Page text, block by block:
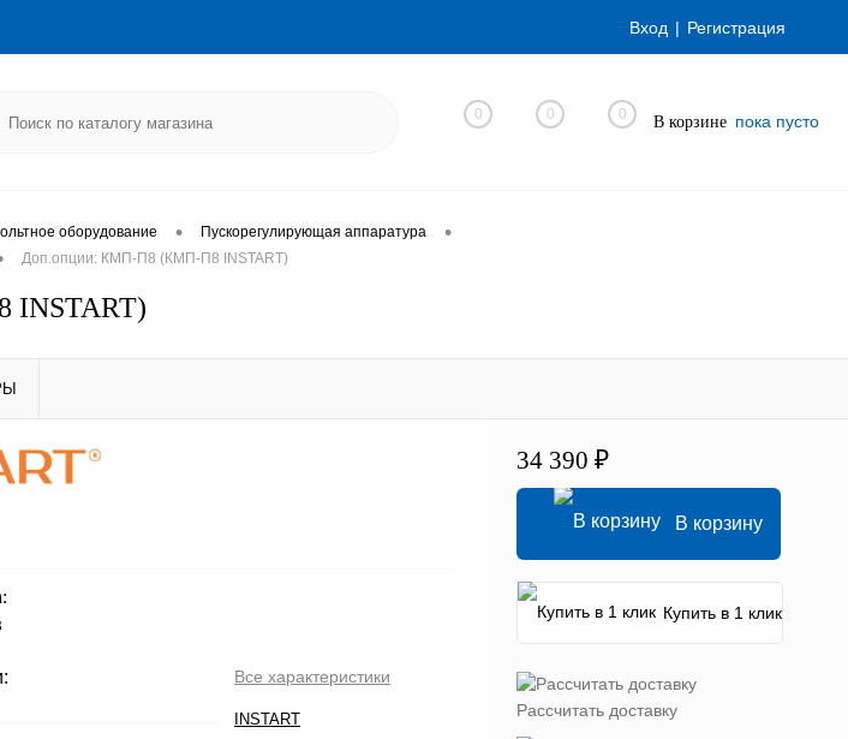
Вход Регистрация
0 0 0 В корзине пока пусто
оборудование • Пускорегулирующая аппаратура •
Доп.опции: КМП-П8 (КМП-П8 INSTART)
Все характеристики
INSTART
34 390 ₽
В корзину
Купить в 1 клик
Рассчитать доставку